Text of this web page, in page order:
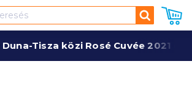
Keresés
Tisza közi Rosé Cuvée 2021